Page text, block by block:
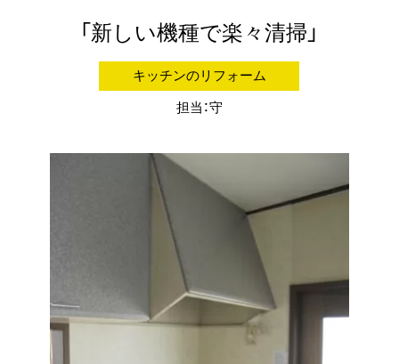
新しい機種で楽々清掃
キッチンのリフォーム
担当：守